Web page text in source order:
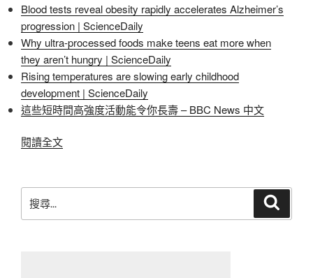
Blood tests reveal obesity rapidly accelerates Alzheimer’s
progression | ScienceDaily
Why ultra-processed foods make teens eat more when
they aren’t hungry | ScienceDaily
Rising temperatures are slowing early childhood
development | ScienceDaily
這些短時間高強度活動能令你長壽 – BBC News 中文
閱讀全文〈Garage
尋